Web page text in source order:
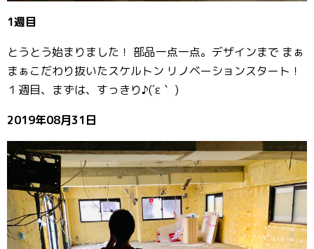
1週目
とうとう始まりました！ 部品一点一点。デザインまで まぁ
まぁこだわり抜いたスケルトン リノベーションスタート！
１週目、まずは、すっきり♪(´ε｀ )
2019年08月31日